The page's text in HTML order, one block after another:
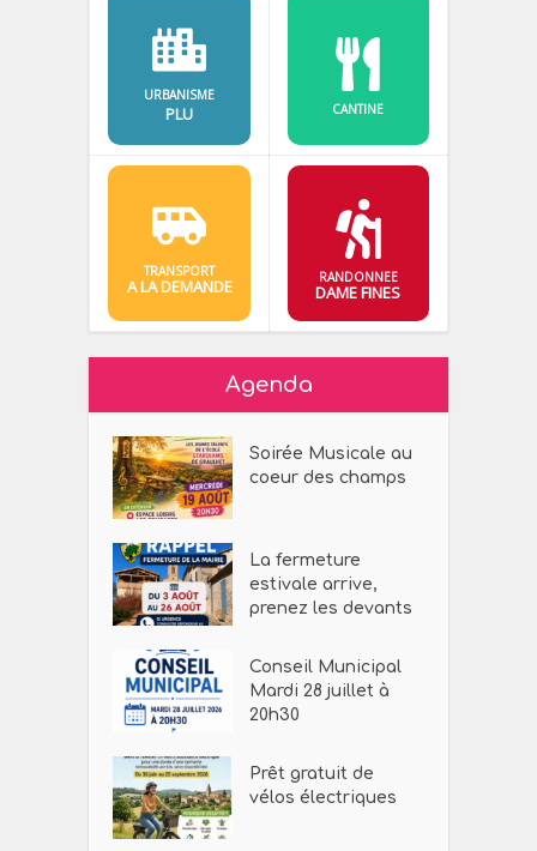
URBANISME
PLU CANTINE
TRANSPORT
A LA DEMANDE RANDONNEE
DAME FINES
Agenda
Soirée Musicale au
coeur des champs
La fermeture
estivale arrive,
prenez les devants
Conseil Municipal
Mardi 28 juillet à
20h30
Prêt gratuit de
vélos électriques